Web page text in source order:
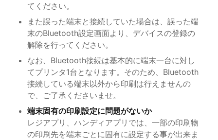
てください。
また誤った端末と接続していた場合は、誤った端
末のBluetooth設定画面より、デバイスの登録の
解除を行ってください。
なお、Bluetooth接続は基本的に端末一台に対し
てプリンタ1台となります。そのため、Bluetooth
接続している端末以外から印刷は行えませんの
で、ご了承くださいませ。
端末固有の印刷設定に問題がないか
レジアプリ、ハンディアプリでは、一部の印刷物
の印刷先を端末ごとに固有に設定する事が出来ま